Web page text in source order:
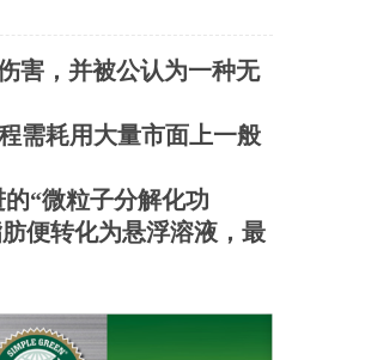
害，并被公认为一种无
需耗用大量市面上一般
“微粒子分解化功
便转化为悬浮溶液，最